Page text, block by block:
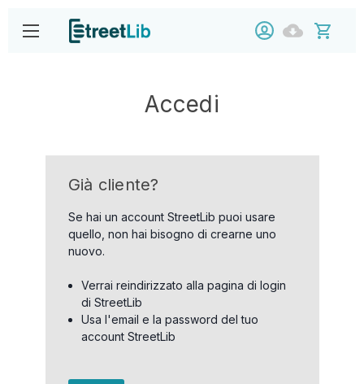
Accedi
Già cliente?
Se hai un account StreetLib puoi usare
quello, non hai bisogno di crearne uno
nuovo.
Verrai reindirizzato alla pagina di login
di StreetLib
Usa l'email e la password del tuo
account StreetLib